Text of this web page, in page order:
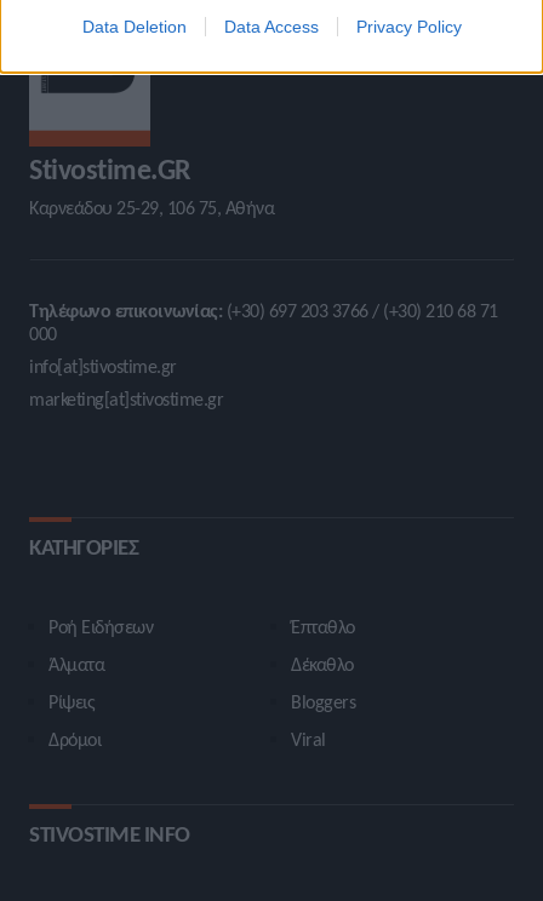
Data Deletion Data Access Privacy Policy
Stivostime.GR
Καρνεάδου 25-29, 106 75, Αθήνα
Τηλέφωνο επικοινωνίας: (+30) 697 203 3766 / (+30) 210 68 71
000
info[at]stivostime.gr
marketing[at]stivostime.gr
ΚΑΤΗΓΟΡΙΕΣ
Ροή Ειδήσεων
Άλματα
Ρίψεις
Δρόμοι
Έπταθλο
Δέκαθλο
Bloggers
Viral
STIVOSTIME INFO